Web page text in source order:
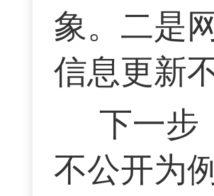
象。二是
信息更新
下一步
不公开为